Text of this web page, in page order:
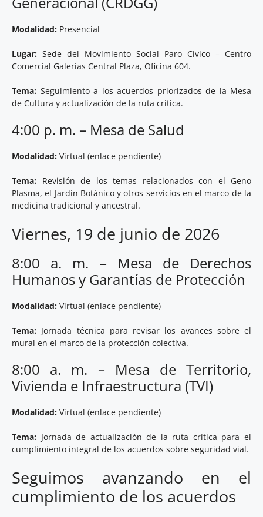
Modalidad: Presencial
Lugar: Sede del Movimiento Social Paro Cívico – Centro
Comercial Galerías Central Plaza, Oficina 604.
Tema: Seguimiento a los acuerdos priorizados de la Mesa
de Cultura y actualización de la ruta crítica.
4:00 p. m. – Mesa de Salud
Modalidad: Virtual (enlace pendiente)
Tema: Revisión de los temas relacionados con el Geno
Plasma, el Jardín Botánico y otros servicios en el marco de la
medicina tradicional y ancestral.
Viernes, 19 de junio de 2026
8:00 a. m. – Mesa de Derechos
Humanos y Garantías de Protección
Modalidad: Virtual (enlace pendiente)
Tema: Jornada técnica para revisar los avances sobre el
mural en el marco de la protección colectiva.
8:00 a. m. – Mesa de Territorio,
Vivienda e Infraestructura (TVI)
Modalidad: Virtual (enlace pendiente)
Tema: Jornada de actualización de la ruta crítica para el
cumplimiento integral de los acuerdos sobre seguridad vial.
Seguimos avanzando en el
cumplimiento de los acuerdos